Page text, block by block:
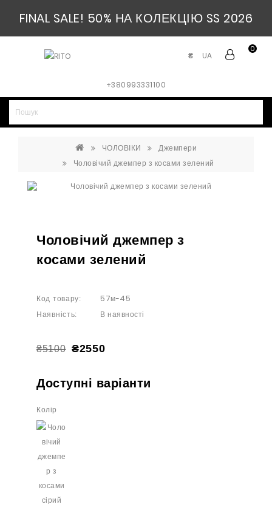
FINAL SALE! 50% НА КОЛЕКЦІЮ SS 2026
0
UA
₴
+380993331100
ЧОЛОВІКИ
Джемпери
Чоловічий джемпер з косами зелений
Чоловічий джемпер з
косами зелений
Код товару: 57м-45
Наявність: В наявності
₴5100 ₴2550
Доступні варіанти
Колір